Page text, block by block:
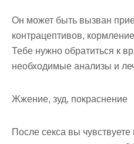
Он может быть вызван
контрацептивов,
Тебе нужно обратиться к
необходимые анализы и
Жжение, зуд, покраснение
После секса вы